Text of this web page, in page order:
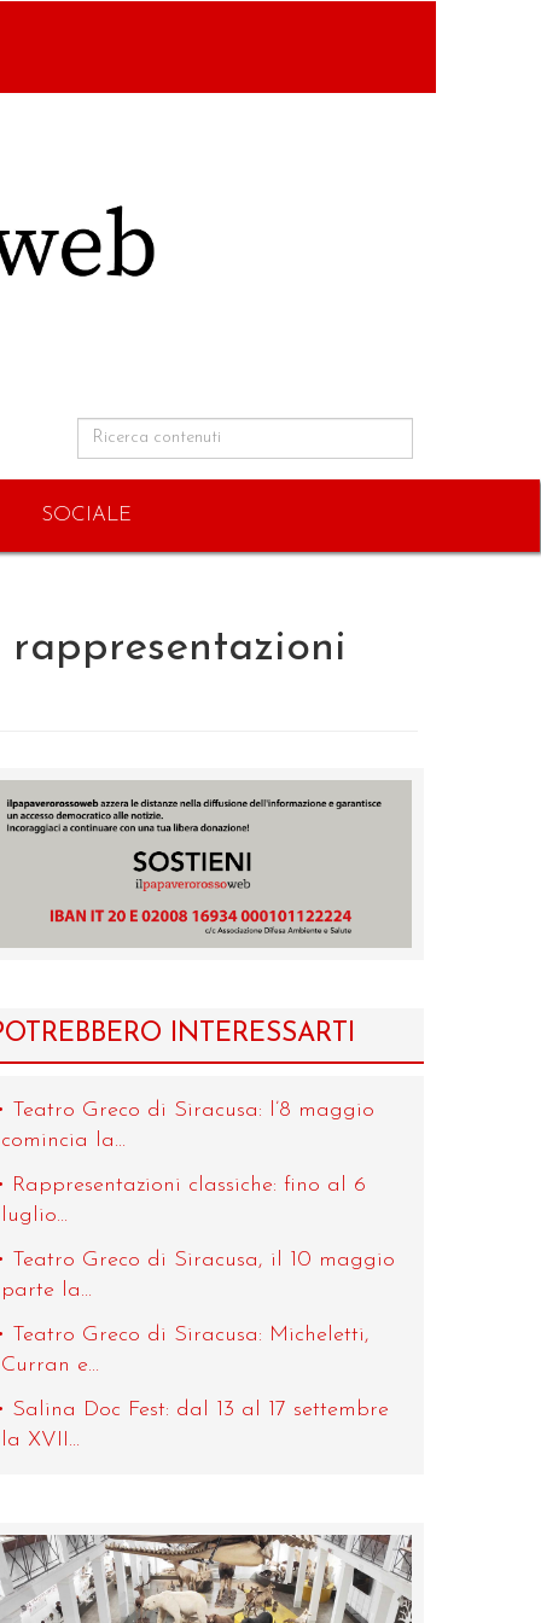
SOCIALE
rappresentazioni
INTERESSARTI
Teatro Greco di Siracusa: l’8 maggio
comincia la...
Rappresentazioni classiche: fino al 6
luglio...
Teatro Greco di Siracusa, il 10 maggio
parte la...
Teatro Greco di Siracusa: Micheletti,
Curran e...
Salina Doc Fest: dal 13 al 17 settembre
la XVII...